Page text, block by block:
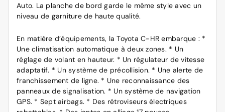
Auto. La planche de bord garde le même style avec un
niveau de garniture de haute qualité.
En matière d’équipements, la Toyota C-HR embarque : *
Une climatisation automatique à deux zones. * Un
réglage de volant en hauteur. * Un régulateur de vitesse
adaptatif. * Un système de précollision. * Une alerte de
franchissement de ligne. * Une reconnaissance des
panneaux de signalisation. * Un système de navigation
GPS. * Sept airbags. * Des rétroviseurs électriques